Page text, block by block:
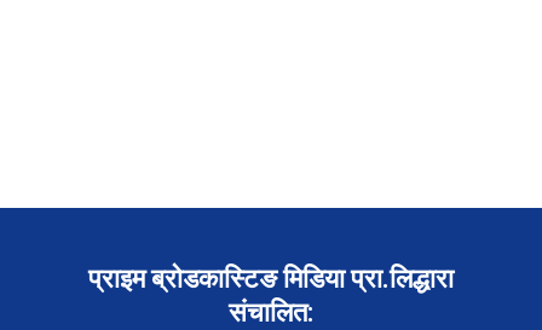
प्राइम ब्रोडकास्टिङ मिडिया प्रा.लिद्धारा
संचालित: